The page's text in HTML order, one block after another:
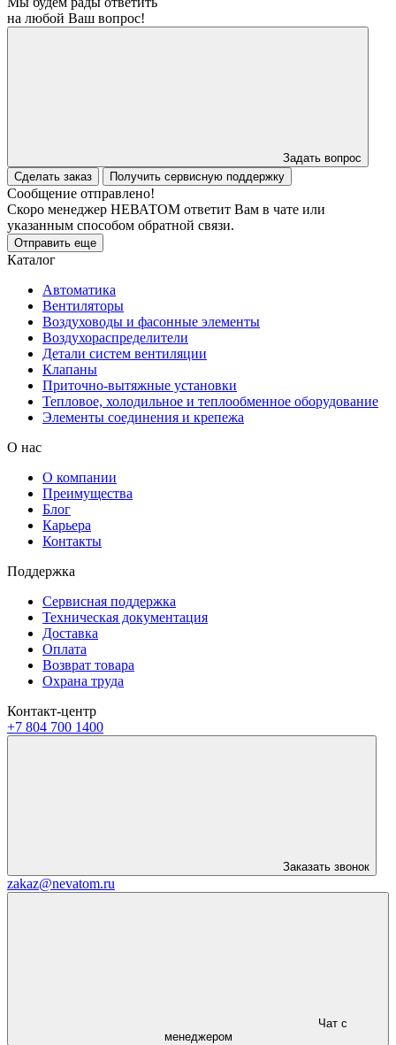
на любой Ваш вопрос!
Задать вопрос
Сделать заказ
Получить сервисную поддержку
Сообщение отправлено!
Скоро менеджер НЕВАТОМ ответит Вам в чате или
указанным способом обратной связи.
Отправить еще
Каталог
Автоматика
Вентиляторы
Воздуховоды и фасонные элементы
Воздухораспределители
Детали систем вентиляции
Клапаны
Приточно-вытяжные установки
Тепловое, холодильное и теплообменное оборудование
Элементы соединения и крепежа
О нас
О компании
Преимущества
Блог
Карьера
Контакты
Поддержка
Сервисная поддержка
Техническая документация
Доставка
Оплата
Возврат товара
Охрана труда
Контакт-центр
+7 804 700 1400
Заказать звонок
zakaz@nevatom.ru
Чат с
менеджером